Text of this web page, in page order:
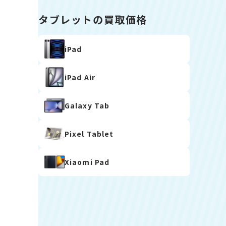
タブレットの買取価格
iPad
iPad Air
Galaxy Tab
Pixel Tablet
Xiaomi Pad